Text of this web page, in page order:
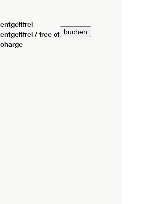
entgeltfrei
entgeltfrei / free of
charge